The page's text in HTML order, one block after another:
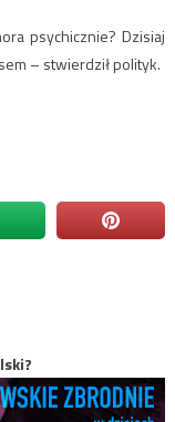
psychicznie? Dzisiaj
– stwierdził polityk.